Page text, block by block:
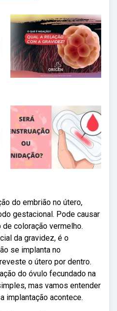
do embrião no útero,
gestacional. Pode causar
coloração vermelho.
da gravidez, é o
se implanta no
o útero por dentro.
do óvulo fecundado na
mas vamos entender
implantação acontece.